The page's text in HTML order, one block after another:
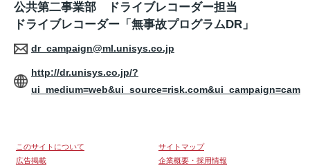
公共第二事業部 ドライブレコーダー担当
ドライブレコーダー「無事故プログラムDR」
dr_campaign@ml.unisys.co.jp
http://dr.unisys.co.jp/?
ui_medium=web&ui_source=risk.com&ui_campaign=cam
このサイトについて
サイトマップ
広告掲載
企業概要・採用情報